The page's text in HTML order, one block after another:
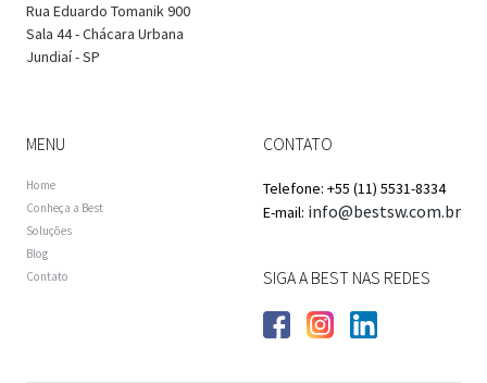
Rua Eduardo Tomanik 900
Sala 44 - Chácara Urbana
Jundiaí - SP
MENU
Home
Conheça a Best
Soluções
Blog
Contato
CONTATO
Telefone: +55 (11) 5531-8334
E-mail: info@bestsw.com.br
SIGA A BEST NAS REDES